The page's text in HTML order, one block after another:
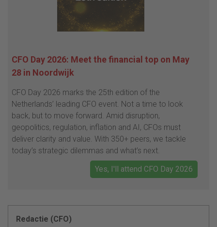
CFO Day 2026: Meet the financial top on May
28 in Noordwijk
CFO Day 2026 marks the 25th edition of the
Netherlands’ leading CFO event. Not a time to look
back, but to move forward. Amid disruption,
geopolitics, regulation, inflation and AI, CFOs must
deliver clarity and value. With 350+ peers, we tackle
today’s strategic dilemmas and what’s next.
Yes, I'll attend CFO Day 2026
Redactie (CFO)